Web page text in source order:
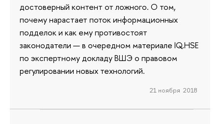
достоверный контент от ложного. О том,
почему нарастает поток информационных
подделок и как ему противостоят
законодатели — в очередном материале IQ.HSE
по экспертному докладу ВШЭ о правовом
регулировании новых технологий.
21 ноября 2018